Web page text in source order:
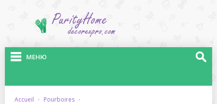
МЕНЮ
accueil · pourboires ·